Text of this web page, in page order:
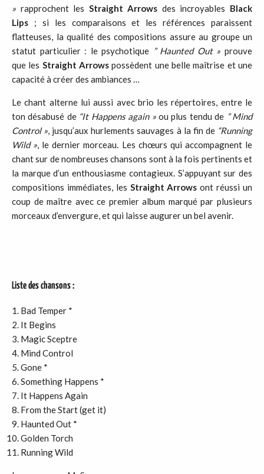
» rapprochent les Straight Arrows des incroyables Black
Lips ; si les comparaisons et les références paraissent
flatteuses, la qualité des compositions assure au groupe un
statut particulier : le psychotique ” Haunted Out » prouve
que les Straight Arrows possèdent une belle maîtrise et une
capacité à créer des ambiances …
Le chant alterne lui aussi avec brio les répertoires, entre le
ton désabusé de “It Happens again »ou plus tendu de ” Mind
Control », jusqu’aux hurlements sauvages à la fin de “Running
Wild », le dernier morceau. Les chœurs qui accompagnent le
chant sur de nombreuses chansons sont à la fois pertinents et
la marque d’un enthousiasme contagieux. S’appuyant sur des
compositions immédiates, les Straight Arrows ont réussi un
coup de maître avec ce premier album marqué par plusieurs
morceaux d’envergure, et qui laisse augurer un bel avenir.
Liste des chansons :
Bad Temper *
It Begins
Magic Sceptre
Mind Control
Gone *
Something Happens *
It Happens Again
From the Start (get it)
Haunted Out *
Golden Torch
Running Wild